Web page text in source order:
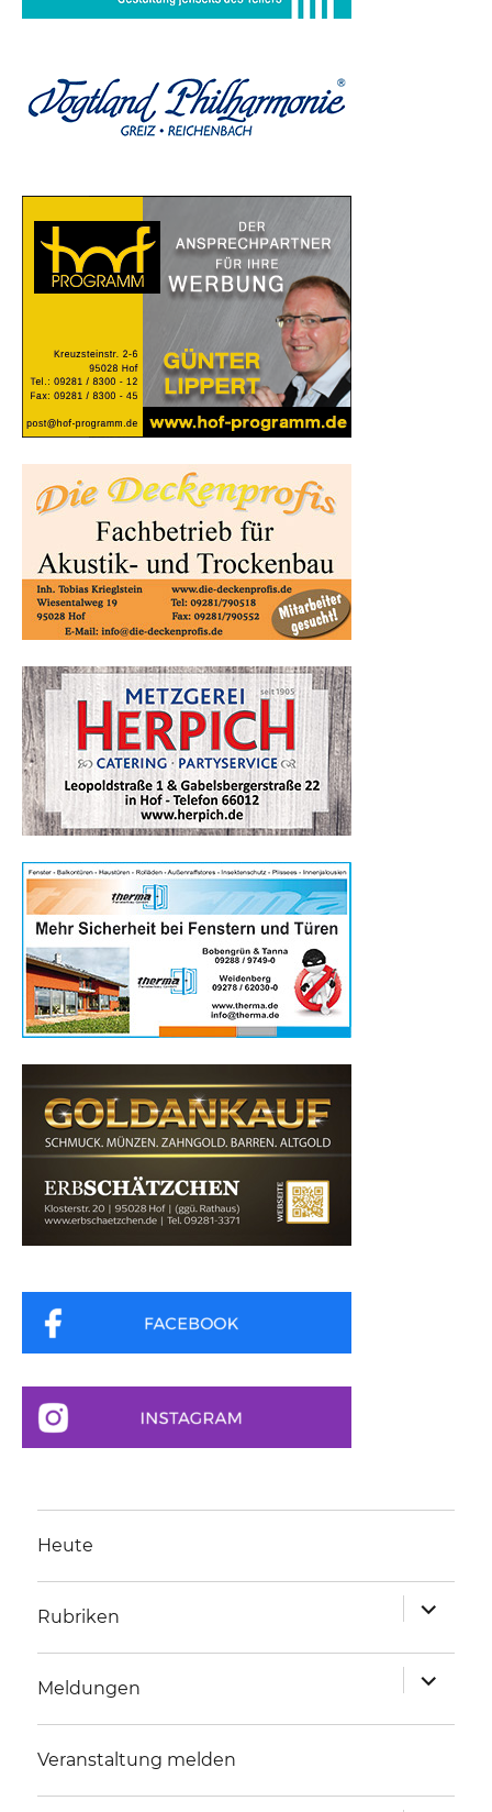
Heute
Rubriken
anzeigen
Meldungen
anzeigen
Veranstaltung melden